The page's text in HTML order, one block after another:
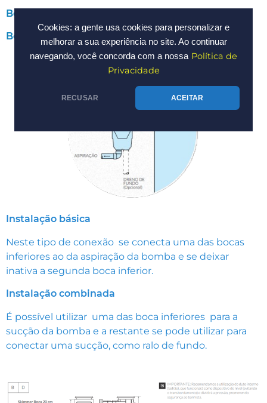
Cookies: a gente usa cookies para personalizar e
melhorar a sua experiência no site. Ao continuar
navegando, você concorda com a nossa Política de
Privacidade
RECUSAR ACEITAR
Boca 20cm:
Boca 38cm: mais de 4 metros de largura.
Instalação básica
Neste tipo de conexão se conecta uma das bocas
inferiores ao da aspiração da bomba e se deixar
inativa a segunda boca inferior.
Instalação combinada
É possível utilizar uma das boca inferiores para a
sucção da bomba e a restante se pode utilizar para
conectar uma sucção, como ralo de fundo.